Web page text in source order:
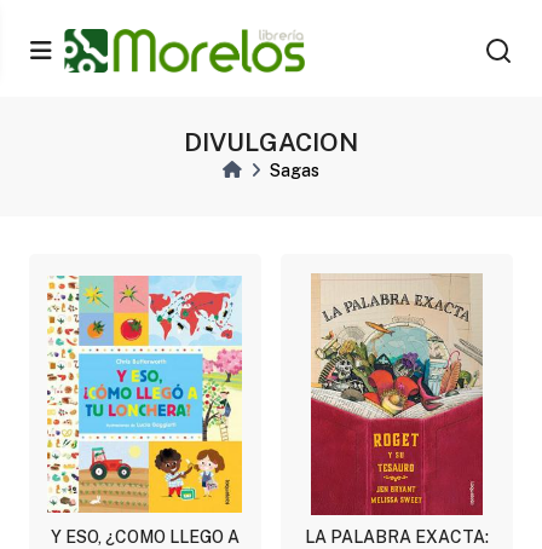
DIVULGACION
Sagas
Y ESO, ¿COMO LLEGO A
LA PALABRA EXACTA: